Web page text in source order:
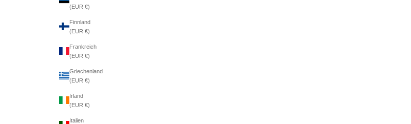
(EUR €)
Finnland
(EUR €)
Frankreich
(EUR €)
Griechenland
(EUR €)
Irland
(EUR €)
Italien